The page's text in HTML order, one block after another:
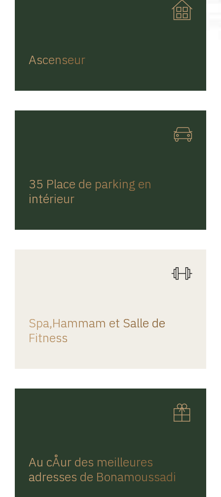
Ascenseur
35 Place de parking en
intérieur
Spa,Hammam et Salle de
Fitness
Au cÅur des meilleures
adresses de Bonamoussadi